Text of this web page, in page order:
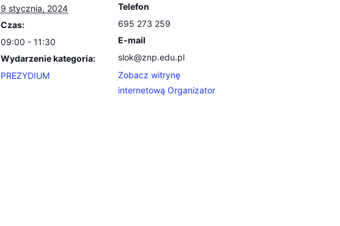
9 stycznia, 2024
Czas:
09:00 - 11:30
Wydarzenie kategoria:
PREZYDIUM
Telefon
695 273 259
E-mail
slok@znp.edu.pl
Zobacz witrynę
internetową Organizator